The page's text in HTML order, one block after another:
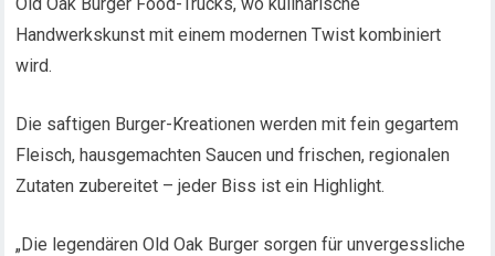
Handwerkskunst mit einem modernen Twist kombiniert
wird.
Die saftigen Burger-Kreationen werden mit fein gegartem
Fleisch, hausgemachten Saucen und frischen, regionalen
Zutaten zubereitet – jeder Biss ist ein Highlight.
„Die legendären Old Oak Burger sorgen für unvergessliche